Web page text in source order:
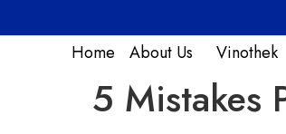
Home About Us Vinothek
5 Mistakes